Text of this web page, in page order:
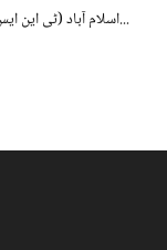
اسلام آباد (ٹی این ایس) ایس ایس پی آپریشنز اسلام آباد...